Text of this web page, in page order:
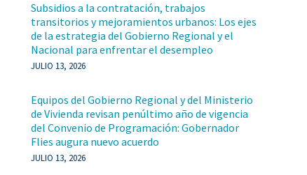
Subsidios a la contratación, trabajos
transitorios y mejoramientos urbanos: Los ejes
de la estrategia del Gobierno Regional y el
Nacional para enfrentar el desempleo
JULIO 13, 2026
Equipos del Gobierno Regional y del Ministerio
de Vivienda revisan penúltimo año de vigencia
del Convenio de Programación: Gobernador
Flies augura nuevo acuerdo
JULIO 13, 2026